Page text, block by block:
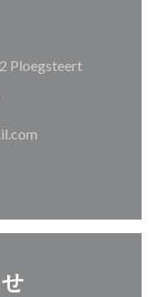
Ploegsteert((新しいウ
((新しいウィン